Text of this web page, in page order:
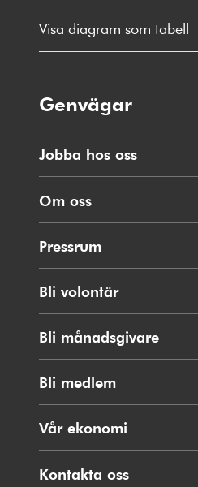
Visa diagram som tabell
Genvägar
Jobba hos oss
Om oss
Pressrum
Bli volontär
Bli månadsgivare
Bli medlem
Vår ekonomi
Kontakta oss